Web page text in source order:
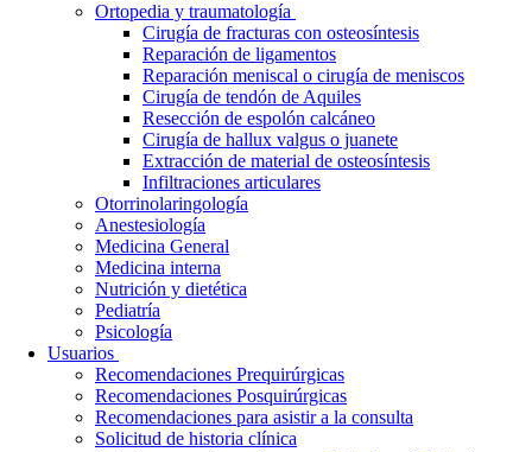
Ortopedia y traumatología
Cirugía de fracturas con osteosíntesis
Reparación de ligamentos
Reparación meniscal o cirugía de meniscos
Cirugía de tendón de Aquiles
Resección de espolón calcáneo
Cirugía de hallux valgus o juanete
Extracción de material de osteosíntesis
Infiltraciones articulares
Otorrinolaringología
Anestesiología
Medicina General
Medicina interna
Nutrición y dietética
Pediatría
Psicología
Usuarios
Recomendaciones Prequirúrgicas
Recomendaciones Posquirúrgicas
Recomendaciones para asistir a la consulta
Solicitud de historia clínica